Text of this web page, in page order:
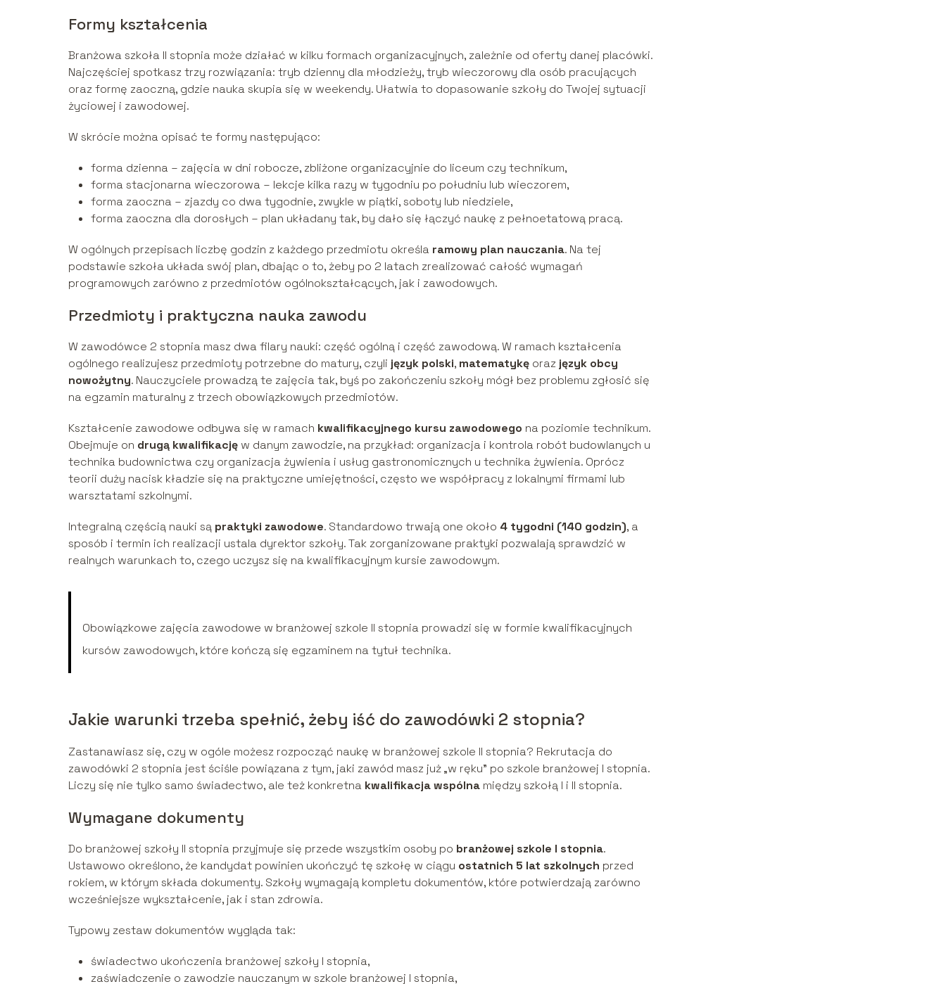
Formy kształcenia
Branżowa szkoła II stopnia może działać w kilku formach organizacyjnych, zależnie od oferty danej placówki.
Najczęściej spotkasz trzy rozwiązania: tryb dzienny dla młodzieży, tryb wieczorowy dla osób pracujących
oraz formę zaoczną, gdzie nauka skupia się w weekendy. Ułatwia to dopasowanie szkoły do Twojej sytuacji
życiowej i zawodowej.
W skrócie można opisać te formy następująco:
forma dzienna – zajęcia w dni robocze, zbliżone organizacyjnie do liceum czy technikum,
forma stacjonarna wieczorowa – lekcje kilka razy w tygodniu po południu lub wieczorem,
forma zaoczna – zjazdy co dwa tygodnie, zwykle w piątki, soboty lub niedziele,
forma zaoczna dla dorosłych – plan układany tak, by dało się łączyć naukę z pełnoetatową pracą.
W ogólnych przepisach liczbę godzin z każdego przedmiotu określa ramowy plan nauczania. Na tej
podstawie szkoła układa swój plan, dbając o to, żeby po 2 latach zrealizować całość wymagań
programowych zarówno z przedmiotów ogólnokształcących, jak i zawodowych.
Przedmioty i praktyczna nauka zawodu
W zawodówce 2 stopnia masz dwa filary nauki: część ogólną i część zawodową. W ramach kształcenia
ogólnego realizujesz przedmioty potrzebne do matury, czyli język polski, matematykę oraz język obcy
nowożytny. Nauczyciele prowadzą te zajęcia tak, byś po zakończeniu szkoły mógł bez problemu zgłosić się
na egzamin maturalny z trzech obowiązkowych przedmiotów.
Kształcenie zawodowe odbywa się w ramach kwalifikacyjnego kursu zawodowego na poziomie technikum.
Obejmuje on drugą kwalifikację w danym zawodzie, na przykład: organizacja i kontrola robót budowlanych u
technika budownictwa czy organizacja żywienia i usług gastronomicznych u technika żywienia. Oprócz
teorii duży nacisk kładzie się na praktyczne umiejętności, często we współpracy z lokalnymi firmami lub
warsztatami szkolnymi.
Integralną częścią nauki są praktyki zawodowe. Standardowo trwają one około 4 tygodni (140 godzin), a
sposób i termin ich realizacji ustala dyrektor szkoły. Tak zorganizowane praktyki pozwalają sprawdzić w
realnych warunkach to, czego uczysz się na kwalifikacyjnym kursie zawodowym.
Obowiązkowe zajęcia zawodowe w branżowej szkole II stopnia prowadzi się w formie kwalifikacyjnych
kursów zawodowych, które kończą się egzaminem na tytuł technika.
Jakie warunki trzeba spełnić, żeby iść do zawodówki 2 stopnia?
Zastanawiasz się, czy w ogóle możesz rozpocząć naukę w branżowej szkole II stopnia? Rekrutacja do
zawodówki 2 stopnia jest ściśle powiązana z tym, jaki zawód masz już „w ręku” po szkole branżowej I stopnia.
Liczy się nie tylko samo świadectwo, ale też konkretna kwalifikacja wspólna między szkołą I i II stopnia.
Wymagane dokumenty
Do branżowej szkoły II stopnia przyjmuje się przede wszystkim osoby po branżowej szkole I stopnia.
Ustawowo określono, że kandydat powinien ukończyć tę szkołę w ciągu ostatnich 5 lat szkolnych przed
rokiem, w którym składa dokumenty. Szkoły wymagają kompletu dokumentów, które potwierdzają zarówno
wcześniejsze wykształcenie, jak i stan zdrowia.
Typowy zestaw dokumentów wygląda tak:
świadectwo ukończenia branżowej szkoły I stopnia,
zaświadczenie o zawodzie nauczanym w szkole branżowej I stopnia,